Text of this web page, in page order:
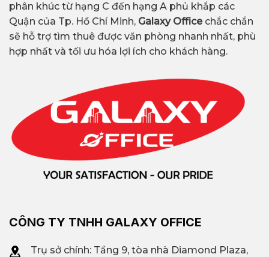
phân khúc từ hạng C đến hạng A phủ khắp các
Quận của Tp. Hồ Chí Minh, Galaxy Office chắc chắn
sẽ hỗ trợ tìm thuê được văn phòng nhanh nhất, phù
hợp nhất và tối ưu hóa lợi ích cho khách hàng.
CÔNG TY TNHH GALAXY OFFICE
Trụ sở chính: Tầng 9, tòa nhà Diamond Plaza,